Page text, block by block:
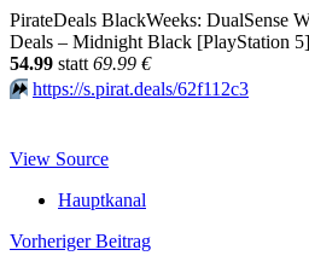
PirateDeals BlackWeeks: DualSense
Deals – Midnight Black [PlayStation 5]
54.99 statt 69.99 €
⏩️ https://s.pirat.deals/62f112c3
View Source
Hauptkanal
Beitragsnavigation
Vorheriger Beitrag